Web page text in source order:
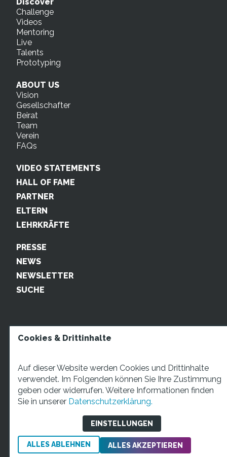
Discover
Challenge
Videos
Mentoring
Live
Talents
Prototyping
ABOUT US
Vision
Gesellschafter
Beirat
Team
Verein
FAQs
VIDEO STATEMENTS
HALL OF FAME
PARTNER
ELTERN
LEHRKRÄFTE
PRESSE
NEWS
NEWSLETTER
SUCHE
STARTUP TEENS Münsterstraße 5, 59065 Hamm. Fon:
+49 2381 4870207 Mail:info@startupteens.de
Impressum Datenschutzerklärung
Cookies & Drittinhalte
Auf dieser Website werden Cookies und Drittinhalte
verwendet. Im Folgenden können Sie Ihre Zustimmung
geben oder widerrufen. Weitere Informationen finden
Sie in unserer Datenschutzerklärung.
EINSTELLUNGEN
ALLES ABLEHNEN ALLES AKZEPTIEREN